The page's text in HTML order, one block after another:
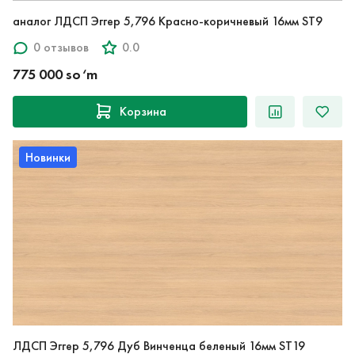
аналог ЛДСП Эггер 5,796 Красно-коричневый 16мм ST9
0 отзывов
0.0
775 000 so‘m
Корзина
Новинки
ЛДСП Эггер 5,796 Дуб Винченца беленый 16мм ST19